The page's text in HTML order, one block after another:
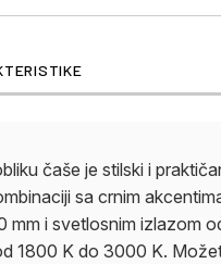
čaše je stilski i
sa crnim
mm i svetlosnim izlazom
1800 K do 3000 K.